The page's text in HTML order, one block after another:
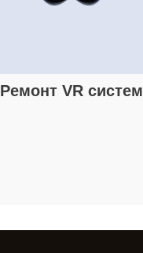
Ремонт VR систем